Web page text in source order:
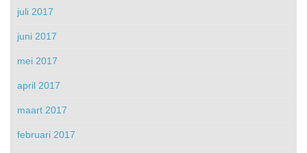
juli 2017
juni 2017
mei 2017
april 2017
maart 2017
februari 2017